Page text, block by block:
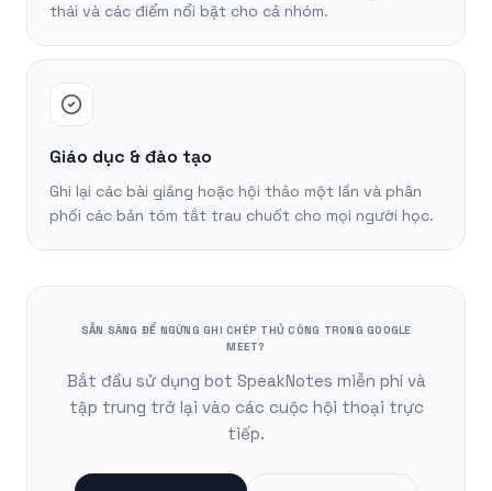
thái và các điểm nổi bật cho cả nhóm.
Giáo dục & đào tạo
Ghi lại các bài giảng hoặc hội thảo một lần và phân
phối các bản tóm tắt trau chuốt cho mọi người học.
SẴN SÀNG ĐỂ NGỪNG GHI CHÉP THỦ CÔNG TRONG GOOGLE
MEET?
Bắt đầu sử dụng bot SpeakNotes miễn phí và
tập trung trở lại vào các cuộc hội thoại trực
tiếp.